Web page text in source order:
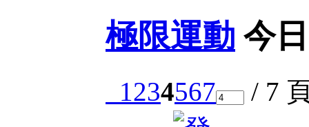
極限運動 今
1 234567 / 7